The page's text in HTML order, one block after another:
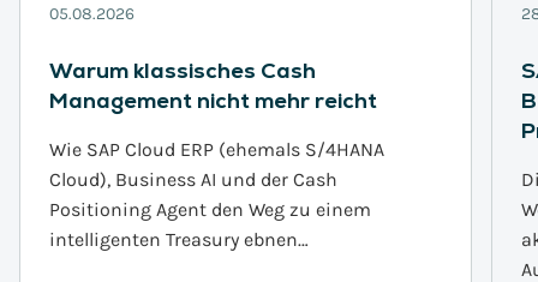
05.08.2026
Warum klassisches Cash
Management nicht mehr reicht
Wie SAP Cloud ERP (ehemals S/4HANA
Cloud), Business AI und der Cash
Positioning Agent den Weg zu einem
intelligenten Treasury ebnen…